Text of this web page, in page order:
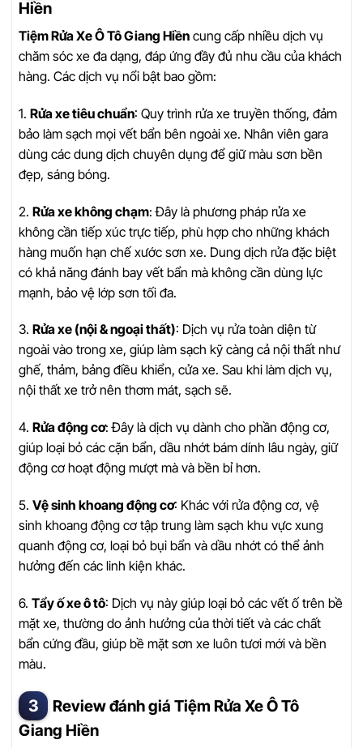
Hiền
Tiệm Rửa Xe Ô Tô Giang Hiền cung cấp nhiều dịch vụ
chăm sóc xe đa dạng, đáp ứng đầy đủ nhu cầu của khách
hàng. Các dịch vụ nổi bật bao gồm:
1. Rửa xe tiêu chuẩn: Quy trình rửa xe truyền thống, đảm
bảo làm sạch mọi vết bẩn bên ngoài xe. Nhân viên gara
dùng các dung dịch chuyên dụng để giữ màu sơn bền
đẹp, sáng bóng.
2. Rửa xe không chạm: Đây là phương pháp rửa xe
không cần tiếp xúc trực tiếp, phù hợp cho những khách
hàng muốn hạn chế xước sơn xe. Dung dịch rửa đặc biệt
có khả năng đánh bay vết bẩn mà không cần dùng lực
mạnh, bảo vệ lớp sơn tối đa.
3. Rửa xe (nội & ngoại thất): Dịch vụ rửa toàn diện từ
ngoài vào trong xe, giúp làm sạch kỹ càng cả nội thất như
ghế, thảm, bảng điều khiển, cửa xe. Sau khi làm dịch vụ,
nội thất xe trở nên thơm mát, sạch sẽ.
4. Rửa động cơ: Đây là dịch vụ dành cho phần động cơ,
giúp loại bỏ các cặn bẩn, dầu nhớt bám dính lâu ngày, giữ
động cơ hoạt động mượt mà và bền bỉ hơn.
5. Vệ sinh khoang động cơ: Khác với rửa động cơ, vệ
sinh khoang động cơ tập trung làm sạch khu vực xung
quanh động cơ, loại bỏ bụi bẩn và dầu nhớt có thể ảnh
hưởng đến các linh kiện khác.
6. Tẩy ố xe ô tô: Dịch vụ này giúp loại bỏ các vết ố trên bề
mặt xe, thường do ảnh hưởng của thời tiết và các chất
bẩn cứng đầu, giúp bề mặt sơn xe luôn tươi mới và bền
màu.
Review đánh giá Tiệm Rửa Xe Ô Tô
Giang Hiền